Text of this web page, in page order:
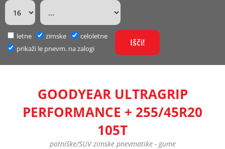
letne zimske
celoletne
prikaži le pnevm. na zalogi
GOODYEAR ULTRAGRIP
PERFORMANCE + 255/45R20
105T
potniške/SUV zimske pnevmatike - gume